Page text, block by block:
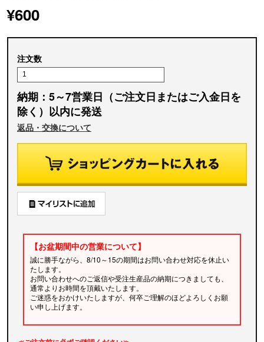
¥600
注文数
納期：5～7営業日（ご注文日またはご入金日を
除く）以内に発送
返品・交換について
【お盆期間中の営業について】
誠に勝手ながら、8/10～15の期間はお問い合わせ対応を休止い
たします。
お問い合わせへのご返信や受注生産品の納期につきましても、
通常よりお時間を頂戴いたします。
ご迷惑をおかけいたしますが、何卒ご理解のほどよろしくお願
い申し上げます。